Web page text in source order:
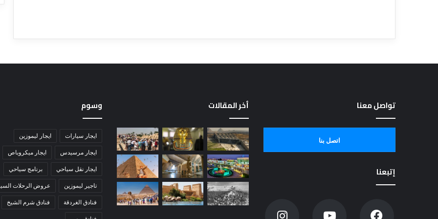
تواصل معنا
اتصل بنا
إتبعنا
أخر المقالات وسوم
ايجار سيارات ايجار ليموزين
ايجار مرسيدس ايجار ميكروباص
ايجار نقل سياحي برنامج سياحي
تاجير ليموزين عروض الرحلات
فنادق الغردقة فنادق شرم الشيخ